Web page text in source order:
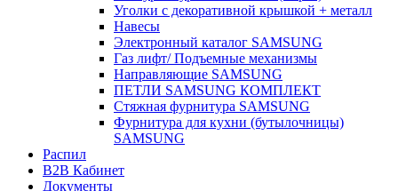
Уголки с декоративной крышкой + металл
Навесы
Электронный каталог SAMSUNG
Газ лифт/ Подъемные механизмы
Направляющие SAMSUNG
ПЕТЛИ SAMSUNG КОМПЛЕКТ
Стяжная фурнитура SAMSUNG
Фурнитура для кухни (бутылочницы)
SAMSUNG
Распил
B2B Кабинет
Документы